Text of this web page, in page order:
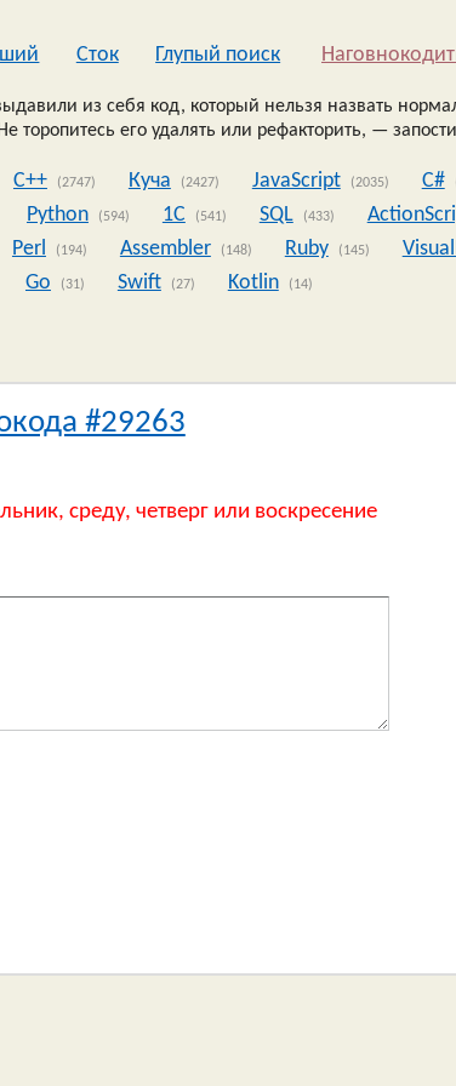
Сток Глупый поиск
из себя код, который нельзя назвать
торопитесь его удалять или рефакторить, —
C++ (2747) Куча (2427) JavaScript (2035) C#
Python (594) 1C (541) SQL (433)
Perl (194) Assembler (148) Ruby (145)
Go (31) Swift (27) Kotlin (14)
#29263
среду, четверг или воскресение